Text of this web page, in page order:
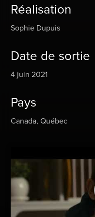
Réalisation
Sophie Dupuis
Date de sortie
4 juin 2021
Pays
Canada, Québec